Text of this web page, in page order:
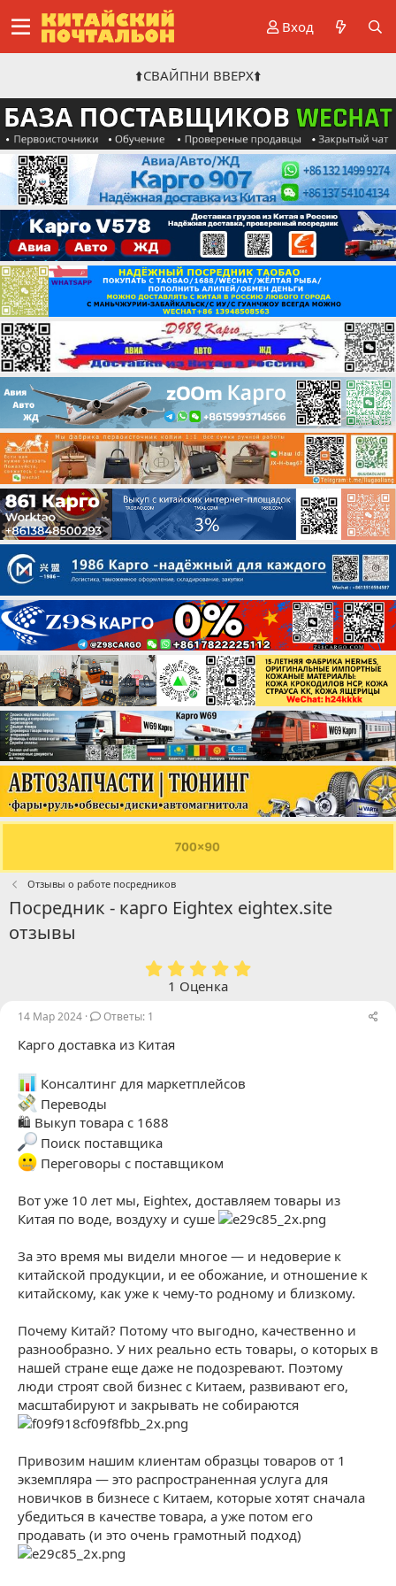
Вход
⬆️СВАЙПНИ ВВЕРХ⬆️
Отзывы о работе посредников
Посредник - карго Eightex eightex.site
отзывы
1 Оценка
14 Мар 2024 Ответы: 1
Карго доставка из Китая
Консалтинг для маркетплейсов
Переводы
🛍 Выкуп товара с 1688
Поиск поставщика
Переговоры с поставщиком
Вот уже 10 лет мы, Eightex, доставляем товары из
Китая по воде, воздуху и суше
За это время мы видели многое — и недоверие к
китайской продукции, и ее обожание, и отношение к
китайскому, как уже к чему-то родному и близкому.
Почему Китай? Потому что выгодно, качественно и
разнообразно. У них реально есть товары, о которых в
нашей стране еще даже не подозревают. Поэтому
люди строят свой бизнес с Китаем, развивают его,
масштабируют и закрывать не собираются
Привозим нашим клиентам образцы товаров от 1
экземпляра — это распространенная услуга для
новичков в бизнесе с Китаем, которые хотят сначала
убедиться в качестве товара, а уже потом его
продавать (и это очень грамотный подход)